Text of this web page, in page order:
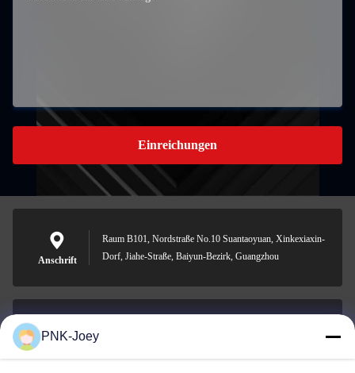
Einreichungen
Anschrift
Raum B101, Nordstraße No.10 Suantaoyuan, Xinkexiaxin-
Dorf, Jiahe-Straße, Baiyun-Bezirk, Guangzhou
E-Mail-Adresse
PNK-Joey